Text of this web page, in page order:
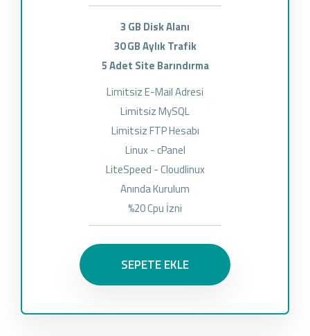
3 GB Disk Alanı
30 GB Aylık Trafik
5 Adet Site Barındırma
Limitsiz E-Mail Adresi
Limitsiz MySQL
Limitsiz FTP Hesabı
Linux - cPanel
LiteSpeed - Cloudlinux
Anında Kurulum
%20 Cpu İzni
SEPETE EKLE